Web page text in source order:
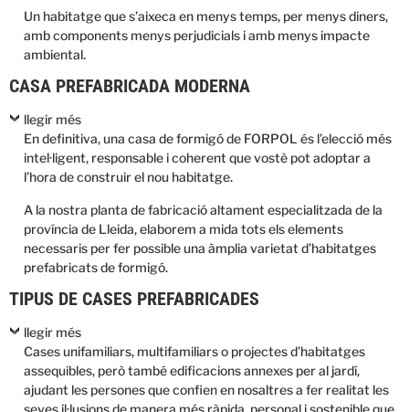
Un habitatge que s’aixeca en menys temps, per menys diners,
amb components menys perjudicials i amb menys impacte
ambiental.
CASA PREFABRICADA MODERNA
llegir més
En definitiva, una casa de formigó de FORPOL és l’elecció més
intel·ligent, responsable i coherent que vostè pot adoptar a
l’hora de construir el nou habitatge.
A la nostra planta de fabricació altament especialitzada de la
província de Lleida, elaborem a mida tots els elements
necessaris per fer possible una àmplia varietat d’habitatges
prefabricats de formigó.
TIPUS DE CASES PREFABRICADES
llegir més
Cases unifamiliars, multifamiliars o projectes d’habitatges
assequibles, però també edificacions annexes per al jardí,
ajudant les persones que confien en nosaltres a fer realitat les
seves il·lusions de manera més ràpida, personal i sostenible que